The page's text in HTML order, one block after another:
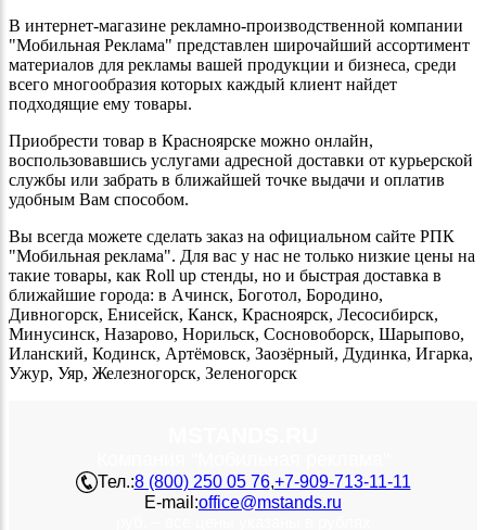
В интернет-магазине рекламно-производственной компании
"Мобильная Реклама" представлен широчайший ассортимент
материалов для рекламы вашей продукции и бизнеса, среди
всего многообразия которых каждый клиент найдет
подходящие ему товары.
Приобрести товар в Красноярске можно онлайн,
воспользовавшись услугами адресной доставки от курьерской
службы или забрать в ближайшей точке выдачи и оплатив
удобным Вам способом.
Вы всегда можете сделать заказ на официальном сайте РПК
"Мобильная реклама". Для вас у нас не только низкие цены на
такие товары, как Roll up стенды, но и быстрая доставка в
ближайшие города: в Ачинск, Боготол, Бородино,
Дивногорск, Енисейск, Канск, Красноярск, Лесосибирск,
Минусинск, Назарово, Норильск, Сосновоборск, Шарыпово,
Иланский, Кодинск, Артёмовск, Заозёрный, Дудинка, Игарка,
Ужур, Уяр, Железногорск, Зеленогорск
Тел.:8 (800) 250 05 76,+7-909-713-11-11
E-mail:office@mstands.ru